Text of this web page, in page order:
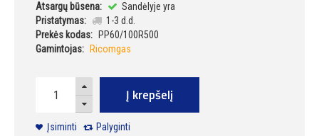
Atsargų būsena:
Sandėlyje yra
Pristatymas:
1-3 d.d.
Prekės kodas:
PP60/100R500
Gamintojas:
Ricomgas
Į krepšelį
Įsiminti Palyginti